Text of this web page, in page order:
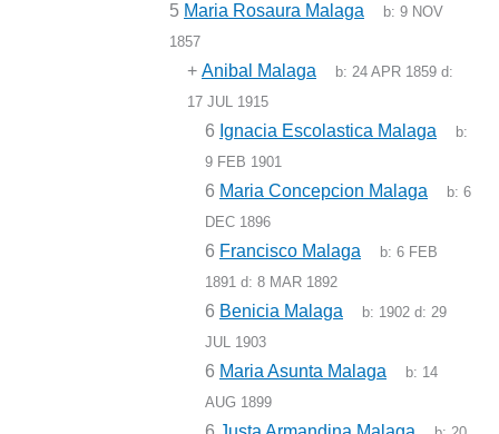
5 Maria Rosaura Malaga b:9 NOV
1857
+ Anibal Malaga b:24 APR 1859 d:
17 JUL 1915
6 Ignacia Escolastica Malaga
b:
9 FEB 1901
6 Maria Concepcion Malaga b:6
DEC 1896
6 Francisco Malaga b:6 FEB
1891 d: 8 MAR 1892
6 Benicia Malaga b: 1902 d:29
JUL 1903
6 Maria Asunta Malaga b: 14
AUG 1899